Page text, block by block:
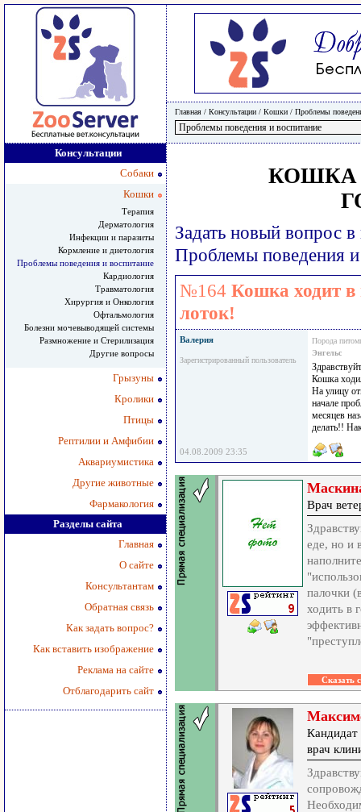
Главная / Консультации / Кошки / Проблемы
Консультации
Собаки
Кошки
Терапия
Дерматология
Инфекции и паразиты
Кормление и диетология
Проблемы поведения и воспитание
Кардиология
Травматология
Хирургия и Онкология
Офтальмология
Болезни мочевыводящей системы
Размножение и Стерилизация
Другие вопросы
Грызуны
Кролики
Птицы
Рептилии и Амфибии
Аквариумистика
Другие животные
Фармакология
Разделы сайта
Главная
О сайте
Консультантам
Обратная связь
Как задать вопрос?
Как вставить изображение
Реклама на сайте
Отблагодарить сайт
КОШКА
Задать новый вопрос
Проблемы поведения
№164 Кошка ходит в
лоток!
Валерия
Зарегистрированный пользователь
Порода
Энгельс
Кошка
На улицу
начале
месяцев
делать!!
04.08.2009 23:35
Врач
еде, но и
палочки
ходить в
Кандидат
врач